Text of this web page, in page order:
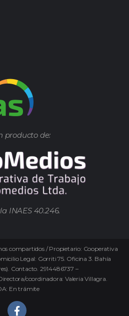
producto de:
INAES 40.246.
compartidos / Propietario: Cooperativa
Legal: Gorriti 75. Oficina 3. Bahía
Contacto. 2914486737 –
coordinadora: Valeria Villagra.
En trámite